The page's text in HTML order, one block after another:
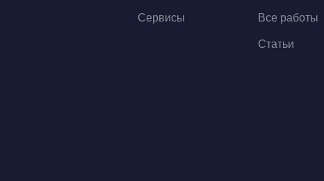
Сервисы
Все работы
Статьи